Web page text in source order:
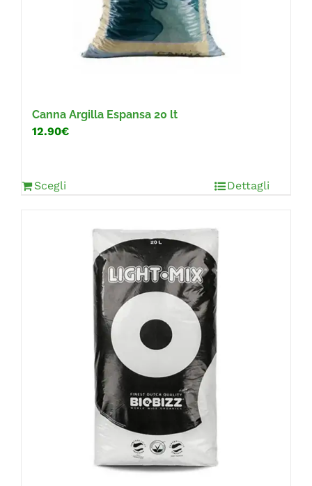
Canna Argilla Espansa 20 lt
12.90€
Scegli Dettagli